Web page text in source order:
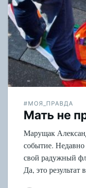
#МОЯ_ПРАВДА
Мать не
Марущак
событие.
свой радужный
Да, это